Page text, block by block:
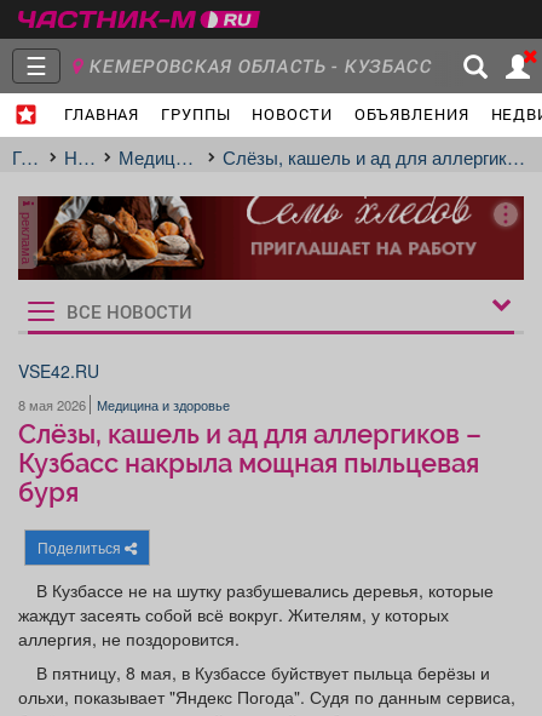
☰ КЕМЕРОВСКАЯ ОБЛАСТЬ - КУЗБАСС
ГЛАВНАЯ ГРУППЫ НОВОСТИ ОБЪЯВЛЕНИЯ
Главная
Группы
Объявления Недвижимость Услуги
Работа
Афиша
Товары Поздравления Погода
ГлавнаяНовостиМедицина и здоровье Слёзы, кашель и ад для аллергиков – Кузбасс накрыла мощная пыльцевая буря
реклама
Рукбрики
новостей
ВСЕ НОВОСТИ
VSE42.RU
8 мая 2026 Медицина и здоровье
Слёзы, кашель и ад для аллергиков –
Кузбасс накрыла мощная пыльцевая
буря
Поделиться
В Кузбассе не на шутку разбушевались деревья, которые
жаждут засеять собой всё вокруг. Жителям, у которых
аллергия, не поздоровится.
В пятницу, 8 мая, в Кузбассе буйствует пыльца берёзы и
ольхи, показывает "Яндекс Погода". Судя по данным сервиса,